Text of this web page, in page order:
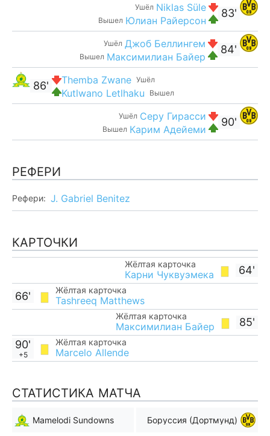
83'
Ушёл Niklas Süle
Вышел Юлиан Райерсон
84'
Ушёл Джоб Беллингем
Вышел Максимилиан Байер
Ушёл
Themba Zwane
Вышел
Kutlwano Letlhaku
86'
90'
Ушёл Серу Гирасси
Вышел Карим Адейеми
РЕФЕРИ
Рефери: J. Gabriel Benitez
КАРТОЧКИ
64'
Жёлтая карточка
Карни Чуквуэмека
Жёлтая карточка
Tashreeq Matthews
66'
85'
Жёлтая карточка
Максимилиан Байер
Жёлтая карточка
Marcelo Allende
90'
+5
СТАТИСТИКА МАТЧА
Mamelodi Sundowns Боруссия (Дортмунд)